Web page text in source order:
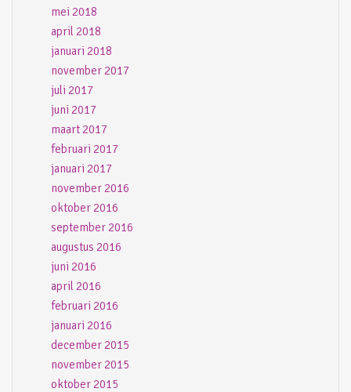
mei 2018
april 2018
januari 2018
november 2017
juli 2017
juni 2017
maart 2017
februari 2017
januari 2017
november 2016
oktober 2016
september 2016
augustus 2016
juni 2016
april 2016
februari 2016
januari 2016
december 2015
november 2015
oktober 2015